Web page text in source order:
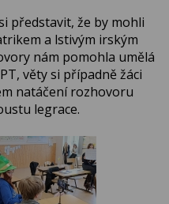
představit, že by mohli
a lstivým irským
nám pomohla umělá
věty si případně žáci
natáčení rozhovoru
legrace.